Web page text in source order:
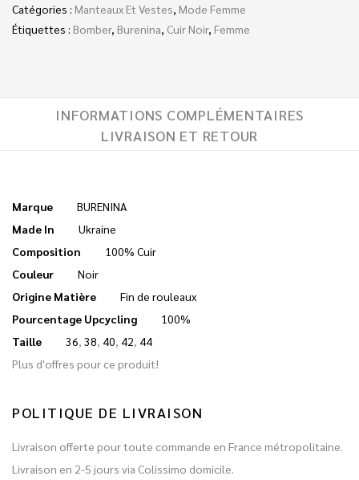
Catégories : Manteaux Et Vestes Mode Femme
Étiquettes : Bomber, Burenina Cuir Noir, Femme
INFORMATIONS COMPLÉMENTAIRES
LIVRAISON ET RETOUR
Marque
BURENINA
Made In
Ukraine
Composition
100% Cuir
Couleur
Noir
Origine Matière
Fin de rouleaux
Pourcentage Upcycling
100%
Taille
36, 38, 40, 42, 44
Plus d'offres pour ce produit!
POLITIQUE DE LIVRAISON
Livraison offerte pour toute commande en France métropolitaine.
Livraison en 2-5 jours via Colissimo domicile.